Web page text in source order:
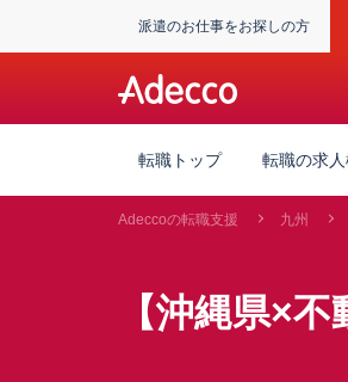
派遣のお仕事をお探しの方
転職トップ 転職の求
Adeccoの転職支援 九州
【沖縄県×